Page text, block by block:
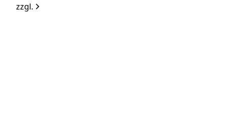
zzgl.